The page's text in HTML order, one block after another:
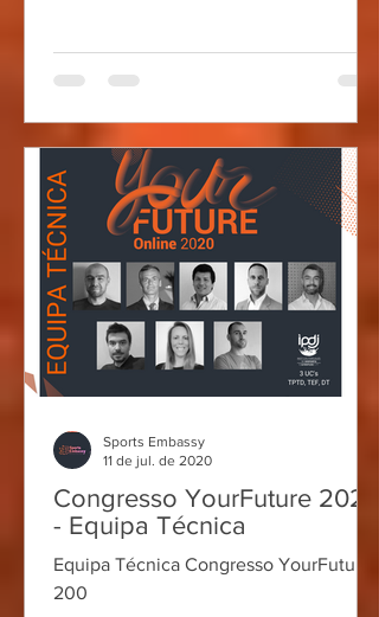
Congresso YourFuture 2020
- Equipa Técnica
Equipa Técnica Congresso YourFuture
200
Sports Embassy
11 de jul. de 2020